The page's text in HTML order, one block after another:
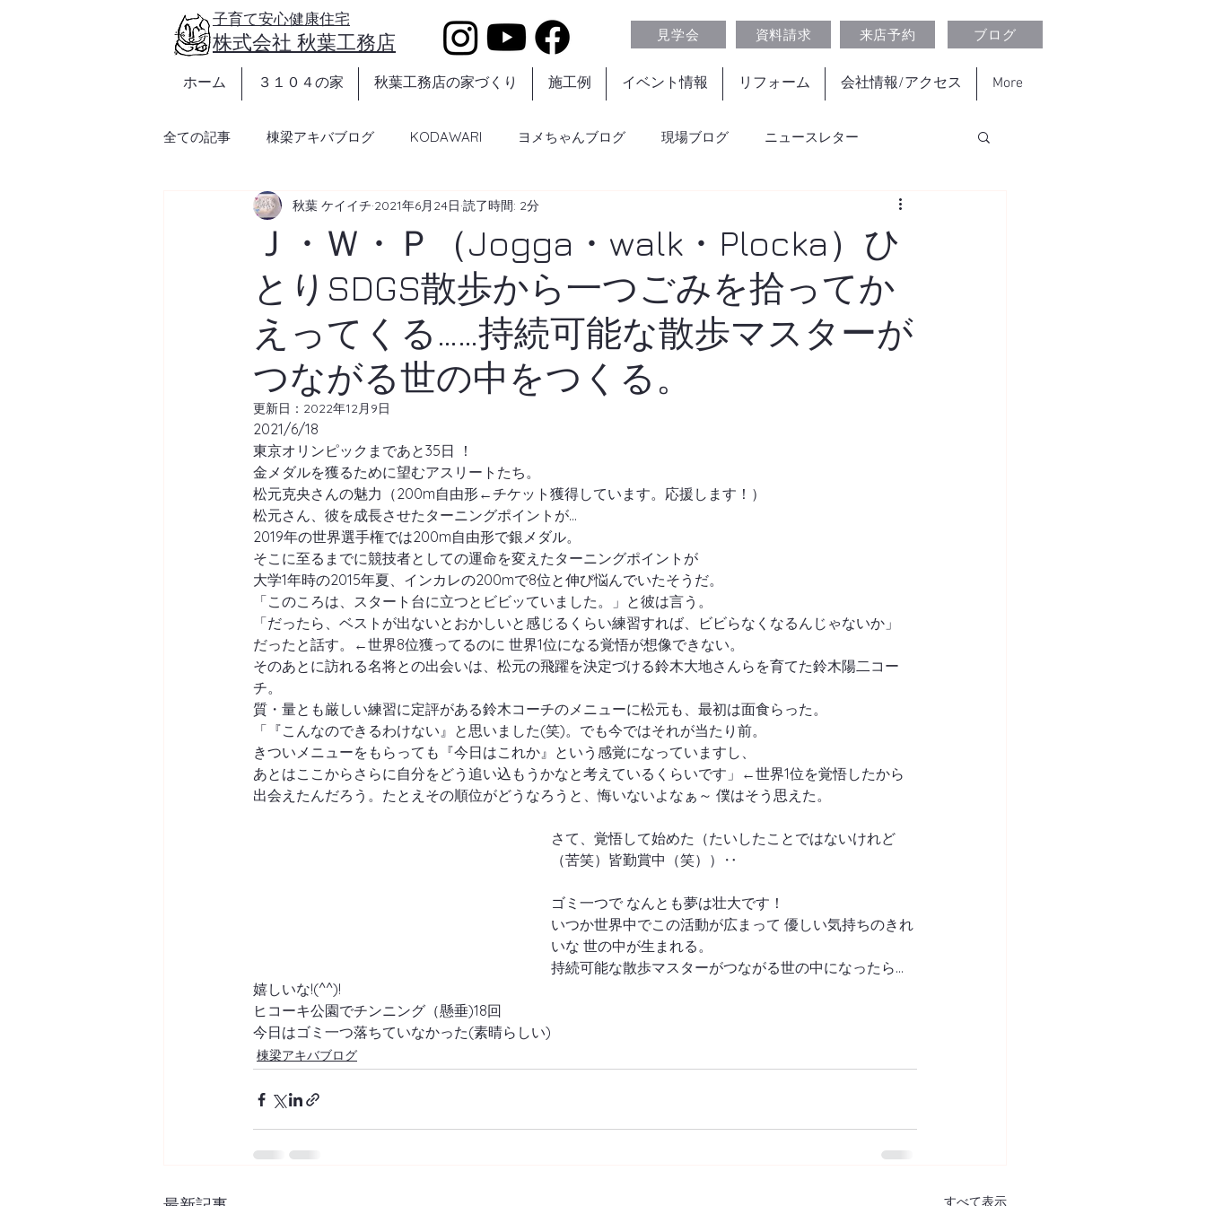
https://www.akibakoumuten.com/
​株式会社 秋葉工務店
子育て安心健康住宅
見学会
資料請求 来店予約 ブログ
ホーム ３１０４の家 秋葉工務店の家づくり 施工例 イベント情報 リフォーム 会社情報/アクセス More
全ての記事 棟梁アキバブログ KODAWARI ヨメちゃんブログ 現場ブログ ニュースレター
Ｊ・Ｗ・Ｐ（Jogga・walk・Plocka）ひ
とりSDGS散歩から一つごみを拾ってか
えってくる……持続可能な散歩マスターが
つながる世の中をつくる。
秋葉 ケイイチ 2021年6月24日 読了時間: 2分
更新日： 2022年12月9日
2021/6/18
東京オリンピックまであと35日 ！
金メダルを獲るために望むアスリートたち。
松元克央さんの魅力（200m自由形←チケット獲得しています。応援します！）
松元さん、彼を成長させたターニングポイントが…
2019年の世界選手権では200m自由形で銀メダル。
そこに至るまでに競技者としての運命を変えたターニングポイントが
大学1年時の2015年夏、インカレの200mで8位と伸び悩んでいたそうだ。
「このころは、スタート台に立つとビビッていました。」と彼は言う。
「だったら、ベストが出ないとおかしいと感じるくらい練習すれば、ビビらなくなるんじゃないか」
だったと話す。←世界8位獲ってるのに 世界1位になる覚悟が想像できない。
そのあとに訪れる名将との出会いは、松元の飛躍を決定づける鈴木大地さんらを育てた鈴木陽二コー
チ。
質・量とも厳しい練習に定評がある鈴木コーチのメニューに松元も、最初は面食らった。
「『こんなのできるわけない』と思いました(笑)。でも今ではそれが当たり前。
きついメニューをもらっても『今日はこれか』という感覚になっていますし、
あとはここからさらに自分をどう追い込もうかなと考えているくらいです」←世界1位を覚悟したから
出会えたんだろう。たとえその順位がどうなろうと、悔いないよなぁ～ 僕はそう思えた。
さて、覚悟して始めた（たいしたことではないけれど
（苦笑）皆勤賞中（笑））‥
ゴミ一つで なんとも夢は壮大です！
いつか世界中でこの活動が広まって 優しい気持ちのきれ
いな 世の中が生まれる。
持続可能な散歩マスターがつながる世の中になったら…
嬉しいな!(^^)!
ヒコーキ公園でチンニング（懸垂)18回
今日はゴミ一つ落ちていなかった(素晴らしい)
棟梁アキバブログ
すべて表示